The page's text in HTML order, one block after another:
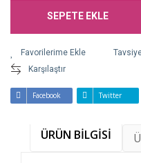
SEPETE EKLE
Karşılaştır
Facebook Twitter
ÜRÜN BİLGİSİ